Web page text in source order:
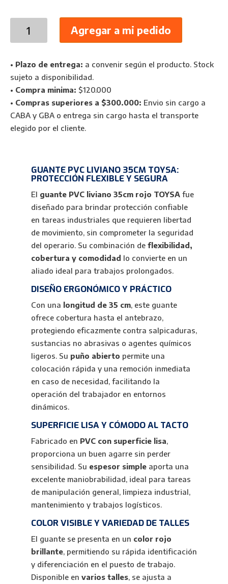
35cm
Rojo
TOYSA
Flexibilidad
y
Agregar a mi pedido
• Plazo de entrega: a convenir según el producto. Stock
sujeto a disponibilidad.
• Compra minima: $120.000
• Compras superiores a $300.000: Envio sin cargo a
CABA y GBA o entrega sin cargo hasta el transporte
elegido por el cliente.
GUANTE PVC LIVIANO 35CM TOYSA:
PROTECCIÓN FLEXIBLE Y SEGURA
El guante PVC liviano 35cm rojo TOYSAfue
diseñado para brindar protección confiable
en tareas industriales que requieren libertad
de movimiento, sin comprometer la seguridad
del operario. Su combinación de flexibilidad,
cobertura y comodidad lo convierte en un
aliado ideal para trabajos prolongados.
DISEÑO ERGONÓMICO Y PRÁCTICO
Con una longitud de 35 cm, este guante
ofrece cobertura hasta el antebrazo,
protegiendo eficazmente contra salpicaduras,
sustancias no abrasivas o agentes químicos
ligeros. Su puño abierto permite una
colocación rápida y una remoción inmediata
en caso de necesidad, facilitando la
operación del trabajador en entornos
dinámicos.
SUPERFICIE LISA Y CÓMODO AL TACTO
Fabricado en PVC con superficie lisa,
proporciona un buen agarre sin perder
sensibilidad. Su espesor simpleaporta una
excelente maniobrabilidad, ideal para tareas
de manipulación general, limpieza industrial,
mantenimiento y trabajos logísticos.
COLOR VISIBLE Y VARIEDAD DE TALLES
El guante se presenta en un color rojo
brillante, permitiendo su rápida identificación
y diferenciación en el puesto de trabajo.
Disponible en varios talles, se ajusta a